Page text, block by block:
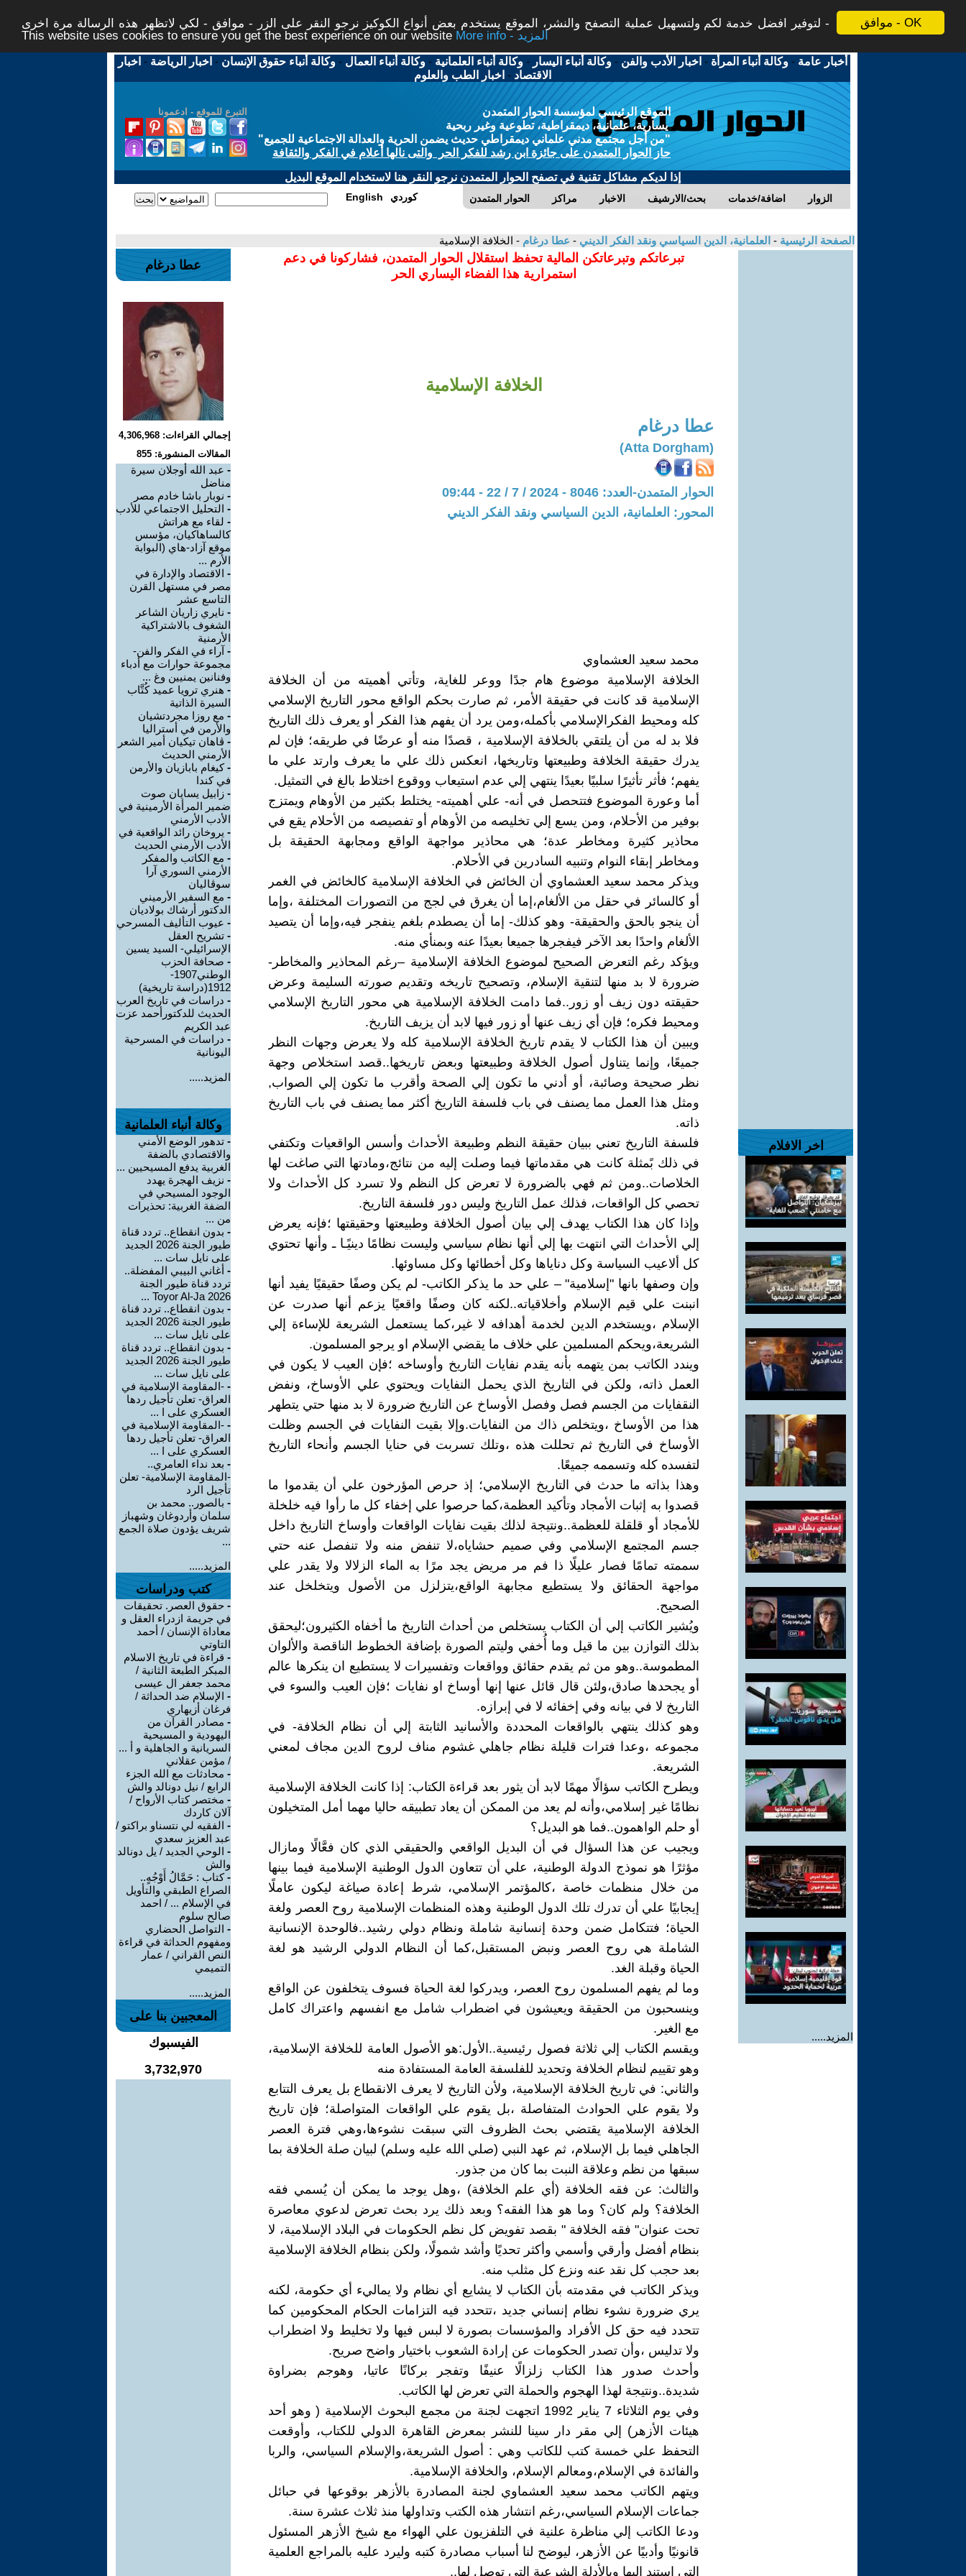
موافق - OK
لتوفير افضل خدمة لكم ولتسهيل عملية التصفح والنشر، الموقع يستخدم بعض أنواع الكوكيز نرجو النقر على الزر - موافق - لكي لاتظهر هذه الرسالة مرة اخرى -
This website uses cookies to ensure you get the best experience on our website
More info - المزيد
أخبار عامة -وكالة أنباء المرأة - اخبار الأدب والفن -وكالة أنباء اليسار -وكالة أنباء العلمانية -وكالة أنباء العمال -وكالة أنباء حقوق الإنسان - اخبار الرياضة - اخبار
الاقتصاد - اخبار الطب والعلوم
التبرع للموقع - ادعمونا
الموقع الرئيسي لمؤسسة الحوار المتمدن
يسارية، علمانية، ديمقراطية، تطوعية وغير ربحية
"من أجل مجتمع مدني علماني ديمقراطي حديث يضمن الحرية والعدالة الاجتماعية للجميع"
حاز الحوار المتمدن على جائزة ابن رشد للفكر الحر والتى نالها أعلام في الفكر والثقافة
إذا لديكم مشاكل تقنية في تصفح الحوار المتمدن نرجو النقر هنا لاستخدام الموقع البديل
الحوار المتمدن مراكز الاخبار بحث/الارشيف اضافة/خدمات الزوار English كوردي
الصفحة الرئيسية - العلمانية، الدين السياسي ونقد الفكر الديني - عطا درغام - الخلافة الإسلامية
اخر الافلام
المزيد.....
تبرعاتكم وتبرعاتكن المالية تحفظ استقلال الحوار المتمدن، فشاركونا في دعم
استمرارية هذا الفضاء اليساري الحر
الخلافة الإسلامية
عطا درغام
(Atta Dorgham)
الحوار المتمدن-العدد: 8046 - 2024 / 7 / 22 - 09:44
المحور: العلمانية، الدين السياسي ونقد الفكر الديني
محمد سعيد العشماوي
الخلافة الإسلامية موضوع هام جدًا ووعر للغاية، وتأتي أهميته من أن الخلافة
الإسلامية قد كانت في حقيقة الأمر، ثم صارت بحكم الواقع محور التاريخ الإسلامي
كله ومحيط الفكرالإسلامي بأكمله،ومن يرد أن يفهم هذا الفكر أو يعرف ذلك التاريخ
فلا بد له من أن يلتقي بالخلافة الإسلامية ، قصدًا منه أو عرضًا في طريقه؛ فإن لم
يدرك حقيقة الخلافة وطبيعتها وتاريخها، انعكس ذلك علي ما يعرف وارتد علي ما
يفهم؛ فأثر تأثيرًا سلبيًا بعيدًا ينتهي إلي عدم استيعاب ووقوع اختلاط بالغ في التمثيل.
أما وعورة الموضوع فتتحصل في أنه- علي أهميته- يختلط بكثير من الأوهام ويمتزج
بوفير من الأحلام، ومن يسع إلي تخليصه من الأوهام أو تفصيصه من الأحلام يقع في
محاذير كثيرة ومخاطر عدة؛ هي محاذير مواجهة الواقع ومجابهة الحقيقة بل
ومخاطر إبقاء النوام وتنبيه السادرين في الأحلام.
ويذكر محمد سعيد العشماوي أن الخائض في الخلافة الإسلامية كالخائض في الغمر
أو كالسائر في حقل من الألغام،إما أن يغرق في لجج من التصورات المختلفة ،وإما
أن ينجو بالحق والحقيقة- وهو كذلك- إما أن يصطدم بلغم ينفجر فيه،وإما أن يتصيد
الألغام واحدًا بعد الآخر فيفجرها جميعا بعيدًا عنه وبمنأي منه.
ويؤكد رغم التعرض الصحيح لموضوع الخلافة الإسلامية –رغم المحاذير والمخاطر-
ضرورة لا بد منها لتنقية الإسلام، وتصحيح تاريخه وتقديم صورته السليمة وعرض
حقيقته دون زيف أو زور..فما دامت الخلافة الإسلامية هي محور التاريخ الإسلامي
ومحيط فكره؛ فإن أي زيف عنها أو زور فيها لابد أن يزيف التاريخ.
ويبين أن هذا الكتاب لا يقدم تاريخ الخلافة الإسلامية كله ولا يعرض وجهات النظر
جميعًا، وإنما يتناول أصول الخلافة وطبيعتها وبعض تاريخها..قصد استخلاص وجهة
نظر صحيحة وصائبة، أو أدني ما تكون إلي الصحة وأقرب ما تكون إلي الصواب,
ومثل هذا العمل مما يصنف في باب فلسفة التاريخ أكثر مما يصنف في باب التاريخ
ذاته.
فلسفة التاريخ تعني ببيان حقيقة النظم وطبيعة الأحداث وأسس الواقعيات وتكتفي
في ذلك بًمثلة كانت هي مقدماتها فيما وصلت إليه من نتائج،ومادتها التي صاغت لها
الخلاصات..ومن ثم فهي بالضرورة لا تعرض كل النظم ولا تسرد كل الأحداث ولا
تحصي كل الواقعات، فذلك عمل التاريخ وليس دور فلسفة التاريخ.
وإذا كان هذا الكتاب يهدف إلي بيان أصول الخلافة وطبيعتها وحقيقتها ؛فإنه يعرض
إلي الأحداث التي انتهت بها إلي أنها نظام سياسي وليست نظامًا دينيًـا ـ وأنها تحتوي
كل ألاعيب السياسة وكل دناياها وكل أخطائها وكل مساوئها.
وإن وصفها بانها "إسلامية" – علي حد ما يذكر الكاتب- لم يكن وصفًا حقيقيًا يفيد أنها
انبنت علي قيم الإسلام وأخلاقياته..لكنه كان وصفًا واقعيًا يزعم أنها صدرت عن
الإسلام ،ويستخدم الدين لخدمة أهدافه لا غير،كما يستعمل الشريعة للإساءة إلي
الشريعة،ويحكم المسلمين علي خلاف ما يقضي الإسلام او يرجو المسلمون.
ويندد الكاتب بمن يتهمه بأنه يقدم نفايات التاريخ وأوساخه ؛فإن العيب لا يكون في
العمل ذاته، ولكن في التاريخ الذي يحمل النفايات ويحتوي علي الأوساخ، ونفض
النقفايات من الجسم فصل وفصل الأوساخ عن التاريخ ضرورة لا بد منها حتي يتطهر
هذا من الأوساخ ،ويتخلص ذاك من النفايات.وإلا بقيت النفايات في الجسم وظلت
الأوساخ في التاريخ ثم تحللت هذه ،وتلك تسربت في حنايا الجسم وأنحاء التاريخ
لتفسده كله وتسممه جميعًا.
وهذا بذاته ما حدث في التاريخ الإسلامي؛ إذ حرص المؤرخون علي أن يقدموا ما
قصدوا به إثبات الأمجاد وتأكيد العظمة،كما حرصوا علي إخفاء كل ما رأوا فيه خلخلة
للأمجاد أو قلقلة للعظمة..ونتيجة لذلك بقيت نفايات الواقعات وأوساخ التاريخ داخل
جسم المجتمع الإسلامي وفي صميم حشاياه،لا تنفض منه ولا تنفصل عنه حتي
سممته تمامًا فصار عليلًا ذا فم مر مريض يجد مرًا به الماء الزلالا ولا يقدر علي
مواجهة الحقائق ولا يستطيع مجابهة الواقع،يتزلزل من الأصول ويتخلخل عند
الصحيح.
ويُشير الكاتب إلي أن الكتاب يستخلص من أحداث التاريخ ما أخفاه الكثيرون؛ليحقق
بذلك التوازن بين ما قيل وما أُخفي وليتم الصورة بإضافة الخطوط الناقصة والألوان
المطموسة..وهو من ثم يقدم حقائق وواقعات وتفسيرات لا يستطيع ان ينكرها عالم
أو يجحدها صادق،ولئن قال قائل عنها إنها أوساخ او نفايات ؛فإن العيب والسوء في
التاريخ لا في بيانه وفي إخفائه لا في إبرازه.
وهو كذلك ينتهي بالواقعات المحددة والأسانيد الثابتة إلي أن نظام الخلافة- في
مجموعه ،وعدا فترات قليلة نظام جاهلي غشوم مناف لروح الدين مجاف لمعني
الشريعة.
ويطرح الكاتب سؤالًا مهمًا لابد أن يثور بعد قراءة الكتاب: إذا كانت الخلافة الإسلامية
نظامًا غير إسلامي،وأنه لم يعد من الممكن أن يعاد تطبيقه حاليا مهما أمل المتخيلون
أو حلم الواهمون..فما هو البديل؟
ويجيب عن هذا السؤال في أن البديل الواقعي والحقيقي الذي كان فعَّالًا ومازال
مؤثرًا هو نموذج الدولة الوطنية، علي أن تتعاون الدول الوطنية الإسلامية فيما بينها
من خلال منظمات خاصة ،كالمؤتمر الإسلامي، شرط إعادة صياغة ليكون عاملًا
إيجابيًا علي أن تدرك تلك الدول الوطنية وهذه المنظمات الإسلامية روح العصر ولغة
الحياة؛ فتتكامل ضمن وحدة إنسانية شاملة ونظام دولي رشيد..فالوحدة الإنسانية
الشاملة هي روح العصر ونبض المستقبل،كما أن النظام الدولي الرشيد هو لغة
الحياة وقبلة الغد.
وما لم يفهم المسلمون روح العصر، ويدركوا لغة الحياة فسوف يتخلفون عن الواقع
وينسحبون من الحقيقة ويعيشون في اضطراب شامل مع انفسهم واعتراك كامل
مع الغير.
ويقسم الكتاب إلي ثلاثة فصول رئيسية..الأول:هو الأصول العامة للخلافة الإسلامية،
وهو تقييم لنظام الخلافة وتحديد للفلسفة العامة المستفادة منه
والثاني: في تاريخ الخلافة الإسلامية، ولأن التاريخ لا يعرف الانقطاع بل يعرف التتابع
ولا يقوم علي الحوادث المتفاصلة ،بل يقوم علي الواقعات المتواصلة؛ فإن تاريخ
الخلافة الإسلامية يقتضي بحث الظروف التي سبقت نشوءها،وهي فترة العصر
الجاهلي فيما بل الإسلام، ثم عهد النبي (صلي الله عليه وسلم) لبيان صلة الخلافة بما
سبقها من نظم وعلاقة النبت بما كان من جذور.
والثالث: عن فقه الخلافة (أي علم الخلافة) ،وهل يوجد ما يمكن أن يُسمي فقه
الخلافة؟ ولم كان؟ وما هو هذا الفقه؟ وبعد ذلك يرد بحث تعرض لدعوي معاصرة
تحت عنوان" فقه الخلافة " بقصد تفويض كل نظم الحكومات في البلاد الإسلامية، لا
بنظام أفضل وأرقي وأسمي وأكثر تحديًا وأشد شمولًا، ولكن بنظام الخلافة الإسلامية
بعد حجب كل نقد عنه ونزع كل مثلب منه.
ويذكر الكاتب في مقدمته بأن الكتاب لا يشايع أي نظام ولا يماليء أي حكومة، لكنه
يري ضرورة نشوء نظام إنساني جديد ،تتحدد فيه التزامات الحكام المحكومين كما
تتحدد فيه حق كل الأفراد والمؤسسات بصورة لا لبس فيها ولا تخليط ولا اضطراب
ولا تدليس ،وأن تصدر الحكومات عن إرادة الشعوب باختيار واضح صريح.
وأحدث صدور هذا الكتاب زلزالًا عنيفًا وتفجر بركانًا عاتيا، وهوجم بضراوة
شديدة..ونتيجة لهذا الهجوم والحملة التي تعرض لها الكاتب.
وفي يوم الثلاثاء 7 يناير 1992 اتجهت لجنة من مجمع البحوث الإسلامية ( وهو أحد
هيئات الأزهر) إلي مقر دار سينا للنشر بمعرض القاهرة الدولي للكتاب، وأوقعت
التحفظ علي خمسة كتب للكاتب وهي : أصول الشريعة،والإسلام السياسي، والربا
والفائدة في الإسلام،ومعالم الإسلام، والخلافة الإسلامية.
ويتهم الكاتب محمد سعيد العشماوي لجنة المصادرة بالأزهر بوقوعها في حبائل
جماعات الإسلام السياسي،رغم انتشار هذه الكتب وتداولها منذ ثلاث عشرة سنة.
ودعا الكاتب إلي مناظرة علنية في التلفزيون علي الهواء مع شيخ الأزهر المسئول
قانونيًا وأدبيًا عن الأزهر، ليوضح لنا أسباب مصادرة كتبه وليرد عليه بالمراجع العلمية
التي استند إليها وبالأدلة الشرعية التي توصل لها..
عطا درغام
إجمالي القراءات: 4,306,968
المقالات المنشورة: 855
- عبد الله أوجلان سيرة
مناضل
- نوبار باشا خادم مصر
- التحليل الاجتماعي للأدب
- لقاء مع هراتش
كالساهاكيان، مؤسس
موقع آزاد-هاي (البوابة
الأرم ...
- الاقتصاد والإدارة في
مصر في مستهل القرن
التاسع عشر
- نايري زاريان الشاعر
الشغوف بالاشتراكية
الأرمنية
- آراء في الفكر والفن-
مجموعة حوارات مع أدباء
وفنانين يمنيين وغ ...
- هنري ترويا عميد كُتَّاب
السيرة الذاتية
- مع روزا مجردتشيان
والأرمن في أستراليا
- ڤاهان تيكيان أمير الشعر
الأرمني الحديث
-كيغام بابازيان والأرمن
في كندا
- زابيل يسايان صوت
ضمير المرأة الأرمينية في
الأدب الأرمني
- يروخان رائد الواقعية في
الأدب الأرمني الحديث
- مع الكاتب والمفكر
الأرمني السوري آرا
سوڤاليان
- مع السفير الأرميني
الدكتور أرشاك بولاديان
- عيوب التأليف المسرحي
- تشريح العقل
الإسرائيلي- السيد يسين
- صحافة الحزب
الوطني1907-
1912(دراسة تاريخية)
- دراسات في تاريخ العرب
الحديث للدكتورأحمد عزت
عبد الكريم
- دراسات في المسرحية
اليونانية
المزيد.....
وكالة أنباء العلمانية
- تدهور الوضع الأمني
والاقتصادي بالضفة
الغربية يدفع المسيحيين ...
- نزيف الهجرة يهدد
الوجود المسيحي في
الضفة الغربية: تحذيرات
من ...
- بدون انقطاع.. تردد قناة
طيور الجنة 2026 الجديد
على نايل سات ...
- أغاني البيبي المفضلة..
تردد قناة طيور الجنة
2026 Toyor Al-Ja ...
- بدون انقطاع.. تردد قناة
طيور الجنة 2026 الجديد
على نايل سات ...
- بدون انقطاع.. تردد قناة
طيور الجنة 2026 الجديد
على نايل سات ...
- -المقاومة الإسلامية في
العراق- تعلن تأجيل ردها
العسكري على ا ...
- -المقاومة الإسلامية في
العراق- تعلن تأجيل ردها
العسكري على ا ...
- بعد نداء العامري..
-المقاومة الإسلامية- تعلن
تأجيل الرد
- بالصور.. محمد بن
سلمان وأردوغان وشهباز
شريف يؤدون صلاة الجمع
...
المزيد.....
كتب ودراسات
- حقوق العصر. تحقيقات
في جريمة ازدراء العقل و
معاداة الإنسان / أحمد
التاوتي
- قراءة في تاريخ الاسلام
المبكر الطبعة الثانية /
محمد جعفر ال عيسى
- الإسلام ضد الحداثة /
فرغان أزيهاري
- مصادر القرآن من
اليهودية و المسيحية
السريانية و الجاهلية و أ ...
/ مؤمن عقلاني
- محادثات مع الله الجزء
الرابع / نيل دونالد والش
- مختصر كتاب الأرواح /
آلان كاردك
- الفقيه لي نتسناو براكتو /
عبد العزيز سعدي
- الوحي الجديد / يل دونالد
والش
-كتاب : حَمَّالُ أَوْجُهٍ..
الصراع الطبقي والتأويل
في الإسلام ... / احمد
صالح سلوم
- التواصل الحضاري
ومفهوم الحداثة في قراءة
النص القراني / عمار
التميمي
المزيد.....
المعجبين بنا على
الفيسبوك
3,732,970